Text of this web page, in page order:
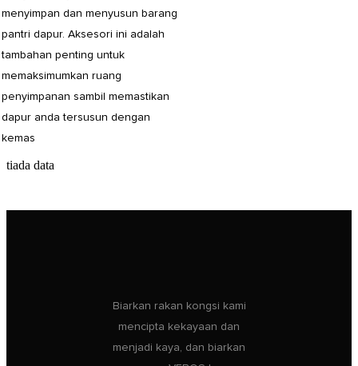
menyimpan dan menyusun barang
pantri dapur. Aksesori ini adalah
tambahan penting untuk
memaksimumkan ruang
penyimpanan sambil memastikan
dapur anda tersusun dengan
kemas
tiada data
Biarkan rakan kongsi kami
mencipta kekayaan dan
menjadi kaya, dan biarkan